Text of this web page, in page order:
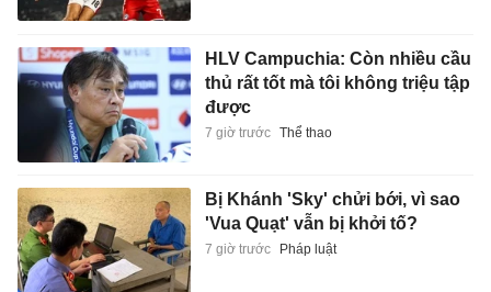
HLV Campuchia: Còn nhiều cầu
thủ rất tốt mà tôi không triệu tập
được
7 giờ trước Thể thao
Bị Khánh 'Sky' chửi bới, vì sao
'Vua Quạt' vẫn bị khởi tố?
7 giờ trước Pháp luật